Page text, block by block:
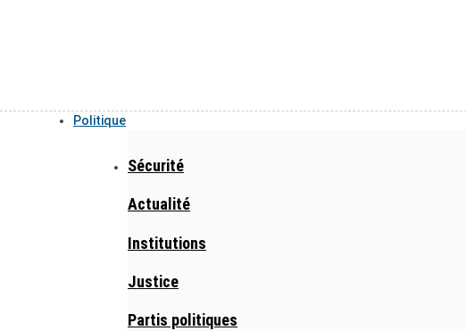
Politique
Sécurité
Actualité
Institutions
Justice
Partis politiques